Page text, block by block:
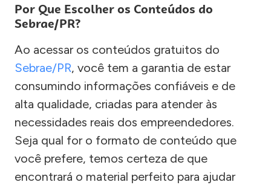
Por Que Escolher os Conteúdos do
Sebrae/PR?
Ao acessar os conteúdos gratuitos do
Sebrae/PR, você tem a garantia de estar
consumindo informações confiáveis e de
alta qualidade, criadas para atender às
necessidades reais dos empreendedores.
Seja qual for o formato de conteúdo que
você prefere, temos certeza de que
encontrará o material perfeito para ajudar